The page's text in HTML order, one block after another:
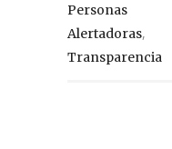
Personas
Alertadoras,
Transparencia